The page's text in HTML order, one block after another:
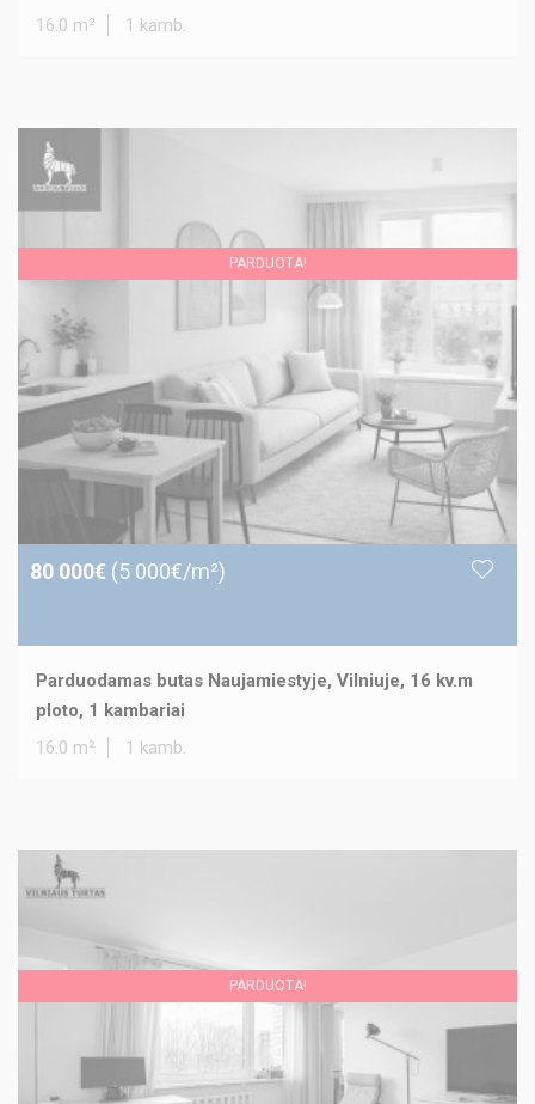
16.0 m²
1 kamb.
PARDUOTA!
80 000€ (5 000€/m²)
Parduodamas butas Naujamiestyje, Vilniuje, 16 kv.m
ploto, 1 kambariai
16.0 m²
1 kamb.
PARDUOTA!